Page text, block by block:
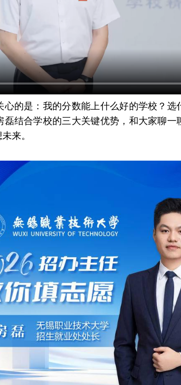
的是：我的分数能上什么好的学校？
结合学校的三大关键优势，和大家聊
来。